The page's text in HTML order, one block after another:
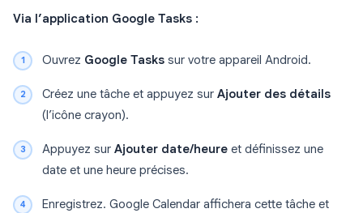
Via l’application Google Tasks :
Ouvrez Google Tasks sur votre appareil Android.
Créez une tâche et appuyez sur Ajouter des détails
(l’icône crayon).
Appuyez sur Ajouter date/heure et définissez une
date et une heure précises.
Enregistrez. Google Calendar affichera cette tâche et